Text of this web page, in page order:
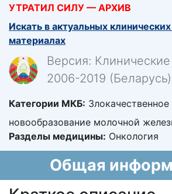
УТРАТИЛ СИЛУ — АРХИВ
Искать в актуальных
материалах
Версия:
2006-2019 (Беларусь)
Категории МКБ: Злокачественное
новообразование молочной
Разделы медицины: Онкология
Общая